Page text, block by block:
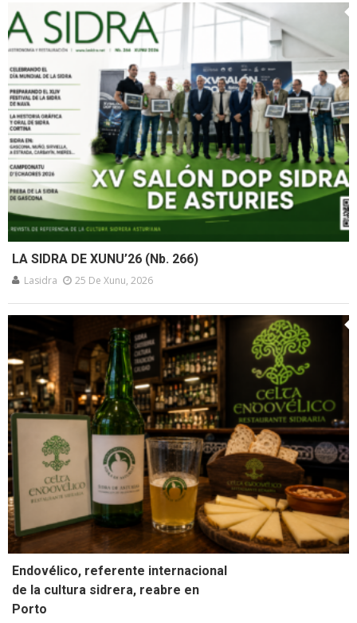
LA SIDRA DE XUNU’26 (Nb. 266)
Lasidra 25 De Xunu, 2026
Endovélico, referente internacional
de la cultura sidrera, reabre en
Porto